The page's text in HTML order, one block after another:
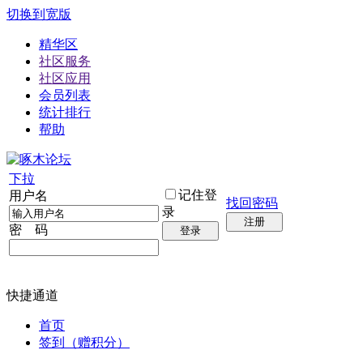
切换到宽版
精华区
社区服务
社区应用
会员列表
统计排行
帮助
下拉
用户名
密 码
记住登
录
登录
找回密码
注册
快捷通道
首页
签到（赠积分）